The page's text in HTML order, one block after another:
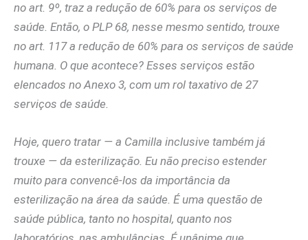
no art. 9º, traz a redução de 60% para os serviços de
saúde. Então, o PLP 68, nesse mesmo sentido, trouxe
no art. 117 a redução de 60% para os serviços de saúde
humana. O que acontece? Esses serviços estão
elencados no Anexo 3, com um rol taxativo de 27
serviços de saúde.
Hoje, quero tratar — a Camilla inclusive também já
trouxe — da esterilização. Eu não preciso estender
muito para convencê-los da importância da
esterilização na área da saúde. É uma questão de
saúde pública, tanto no hospital, quanto nos